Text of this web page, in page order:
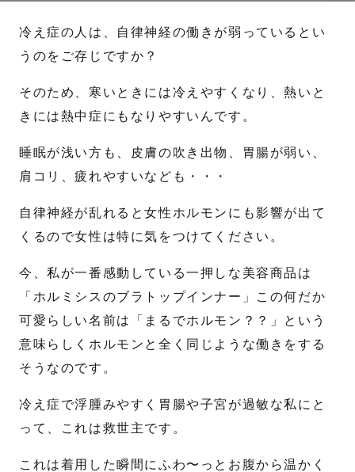
冷え症の人は、自律神経の働きが弱っているとい
うのをご存じですか？
そのため、寒いときには冷えやすくなり、熱いと
きには熱中症にもなりやすいんです。
睡眠が浅い方も、皮膚の吹き出物、胃腸が弱い、
肩コリ、疲れやすいなども・・・
自律神経が乱れると女性ホルモンにも影響が出て
くるので女性は特に気をつけてください。
今、私が一番感動している一押しな美容商品は
「ホルミシスのブラトップインナー」この何だか
可愛らしい名前は「まるでホルモン？？」という
意味らしくホルモンと全く同じような働きをする
そうなのです。
冷え症で浮腫みやすく胃腸や子宮が過敏な私にと
って、これは救世主です。
これは着用した瞬間にふわ〜っとお腹から温かく
名 姓